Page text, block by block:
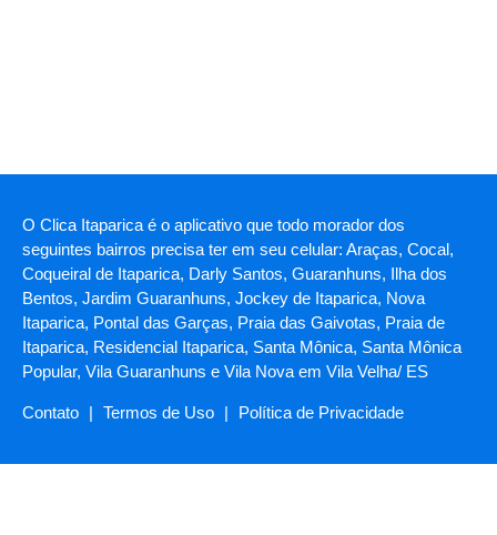
O Clica Itaparica é o aplicativo que todo morador dos
seguintes bairros precisa ter em seu celular: Araças, Cocal,
Coqueiral de Itaparica, Darly Santos, Guaranhuns, Ilha dos
Bentos, Jardim Guaranhuns, Jockey de Itaparica, Nova
Itaparica, Pontal das Garças, Praia das Gaivotas, Praia de
Itaparica, Residencial Itaparica, Santa Mônica, Santa Mônica
Popular, Vila Guaranhuns e Vila Nova em Vila Velha/ ES
Contato | Termos de Uso | Política de Privacidade